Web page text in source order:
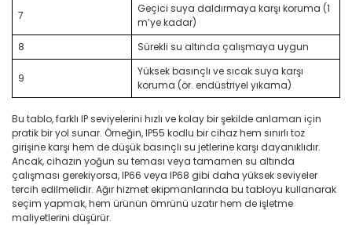
7
Geçici suya daldırmaya karşı koruma (1
m’ye kadar)
8
Sürekli su altında çalışmaya uygun
9
Yüksek basınçlı ve sıcak suya karşı
koruma (ör. endüstriyel yıkama)
Bu tablo, farklı IP seviyelerini hızlı ve kolay bir şekilde anlaman için
pratik bir yol sunar. Örneğin, IP55 kodlu bir cihaz hem sınırlı toz
girişine karşı hem de düşük basınçlı su jetlerine karşı dayanıklıdır.
Ancak, cihazın yoğun su teması veya tamamen su altında
çalışması gerekiyorsa, IP66 veya IP68 gibi daha yüksek seviyeler
tercih edilmelidir. Ağır hizmet ekipmanlarında bu tabloyu kullanarak
seçim yapmak, hem ürünün ömrünü uzatır hem de işletme
maliyetlerini düşürür.